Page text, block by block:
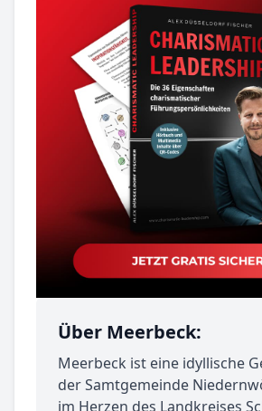
Über Meerbeck:
Meerbeck ist eine idyllische
der Samtgemeinde
im Herzen des Landkreises